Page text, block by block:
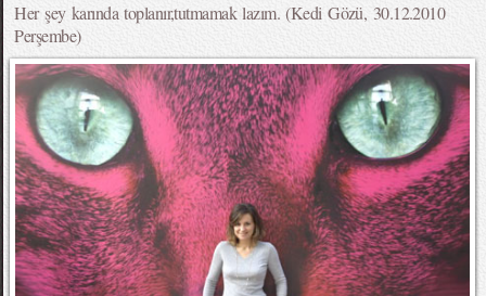
Her şey karında toplanır,tutmamak lazım. (Kedi Gözü, 30.12.2010
Perşembe)